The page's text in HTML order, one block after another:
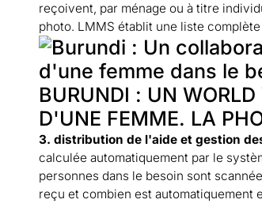
reçoivent, par ménage ou à titre
photo. LMMS établit une liste
BURUNDI : UN WORLD
D'UNE FEMME. LA
3. distribution de l'aide et gestion
calculée automatiquement par le
personnes dans le besoin sont
reçu et combien est automatiquement